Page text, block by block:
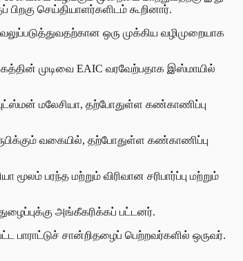
பிறகு செய்தியாளர்களிடம் கூறினார்.
ஒரு முக்கிய வழிமுறையாக
முடிவை EAIC வரவேற்பதாக இஸ்மாயில்
மலேசியா, தற்போதுள்ள கண்காணிப்பு
வகையில், தற்போதுள்ள கண்காணிப்பு
பரந்த மற்றும் விரிவான சரிபார்ப்பு மற்றும்
அங்கீகரிக்கப் பட்டனர்.
பாராட்டுச் சான்றிதழைப் பெற்றவர்களில் ஒருவர்.